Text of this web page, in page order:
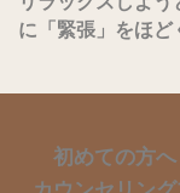
に「緊張」をほど
初めての方へ